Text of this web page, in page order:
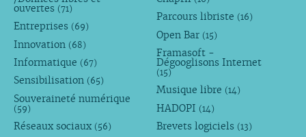
ouvertes (71)
Entreprises (69)
Innovation (68)
Informatique (67)
Sensibilisation (65)
Souveraineté numérique
(59)
Réseaux sociaux (56)
Parcours libriste (16)
Open Bar (15)
Framasoft -
Dégooglisons Internet
(15)
Musique libre (14)
HADOPI (14)
Brevets logiciels (13)